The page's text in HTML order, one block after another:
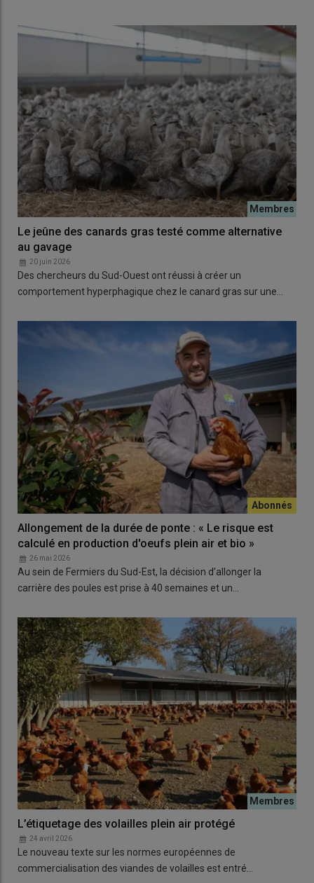
Le jeûne des canards gras testé comme alternative
au gavage
20 juin 2026
Des chercheurs du Sud-Ouest ont réussi à créer un
comportement hyperphagique chez le canard gras sur une…
Allongement de la durée de ponte : « Le risque est
calculé en production d'oeufs plein air et bio »
26 mai 2026
Au sein de Fermiers du Sud-Est, la décision d’allonger la
carrière des poules est prise à 40 semaines et un…
L’étiquetage des volailles plein air protégé
24 avril 2026
Le nouveau texte sur les normes européennes de
commercialisation des viandes de volailles est entré…